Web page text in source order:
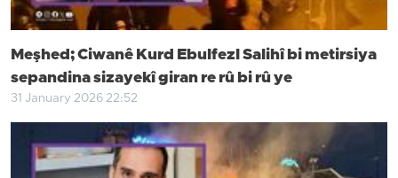
Meşhed; Ciwanê Kurd Ebulfezl Salihî bi metirsiya
sepandina sizayekî giran re rû bi rû ye
31 January 2026 22:52